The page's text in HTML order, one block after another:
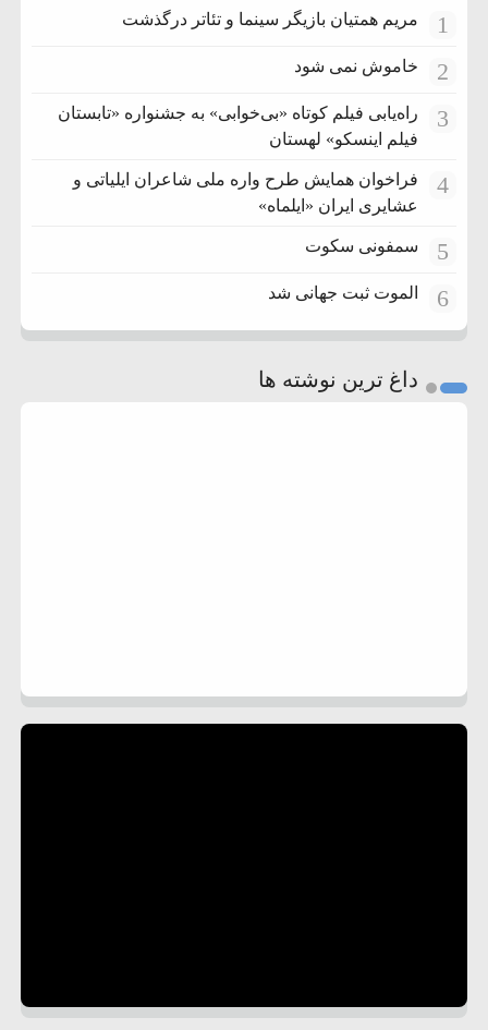
1 مریم همتیان بازیگر سینما و تئاتر درگذشت
2 خاموش نمی شود
3
راه‌یابی فیلم کوتاه «بی‌خوابی» به جشنواره «تابستان
فیلم اینسکو» لهستان
4
فراخوان همایش طرح واره ملی شاعران ایلیاتی و
عشایری ایران «ایلماه»
5 سمفونی سکوت
6 الموت ثبت جهانی شد
داغ ترین نوشته ها